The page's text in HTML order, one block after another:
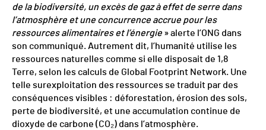
de la biodiversité, un excès de gaz à effet de serre dans
l’atmosphère et une concurrence accrue pour les
ressources alimentaires et l’énergie » alerte l’ONG dans
son communiqué. Autrement dit, l’humanité utilise les
ressources naturelles comme si elle disposait de 1,8
Terre, selon les calculs de Global Footprint Network. Une
telle surexploitation des ressources se traduit par des
conséquences visibles : déforestation, érosion des sols,
perte de biodiversité, et une accumulation continue de
dioxyde de carbone (CO₂) dans l’atmosphère.